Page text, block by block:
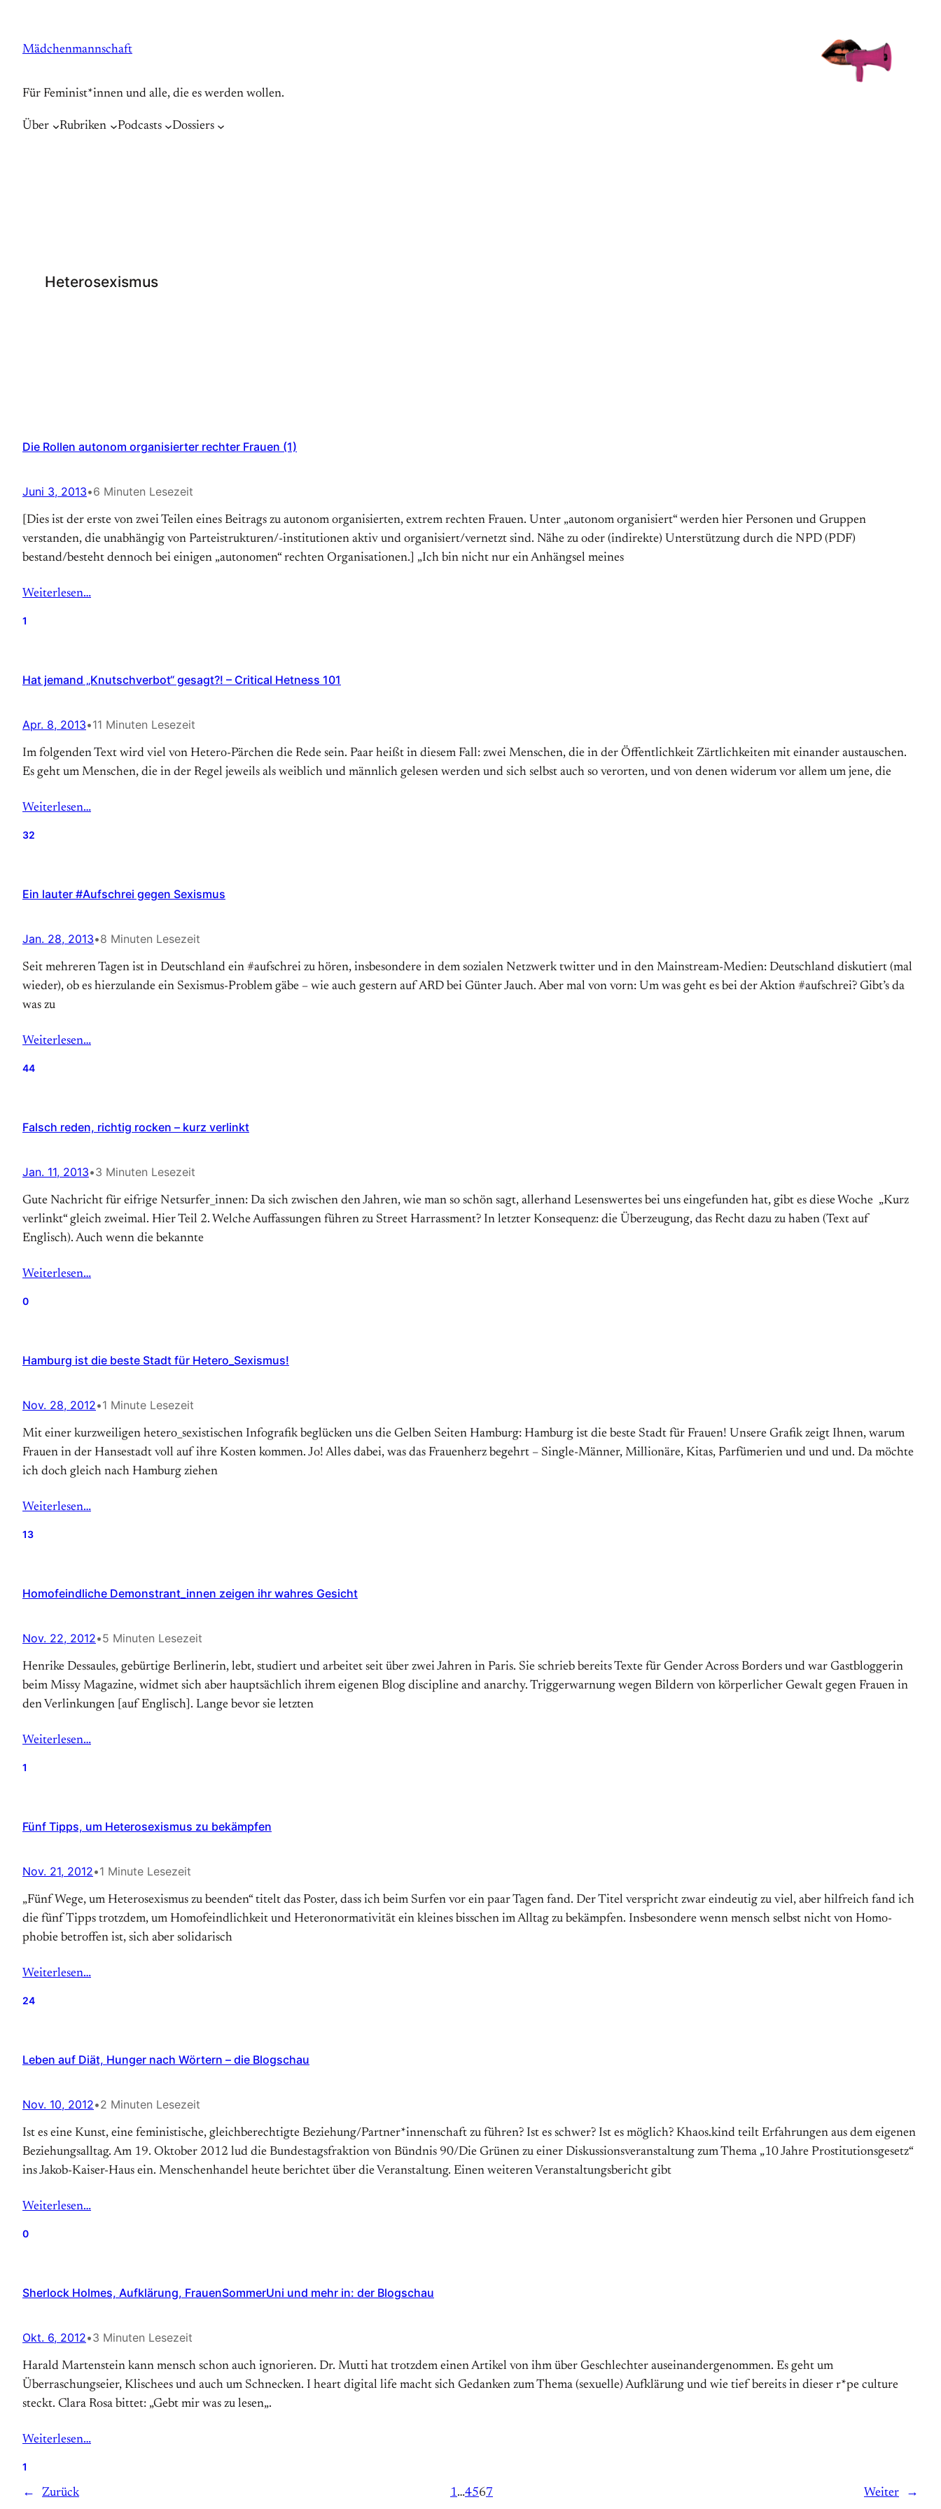
springen
Mädchenmannschaft
Für Feminist*innen und alle, die es werden wollen.
Über Rubriken Podcasts Dossiers
Heterosexismus
Die Rollen autonom organisierter rechter Frauen (1)
Juni 3, 2013•6 Minuten Lesezeit
[Dies ist der erste von zwei Teilen eines Beitrags zu autonom organisierten, extrem rechten Frauen. Unter „autonom organisiert“ werden hier Personen und Gruppen
verstanden, die unabhängig von Parteistrukturen/-institutionen aktiv und organisiert/vernetzt sind. Nähe zu oder (indirekte) Unterstützung durch die NPD (PDF)
bestand/besteht dennoch bei einigen „autonomen“ rechten Organisationen.] „Ich bin nicht nur ein Anhängsel meines
Weiterlesen…
1
Hat jemand „Knutschverbot“ gesagt?! – Critical Hetness 101
Apr. 8, 2013•11 Minuten Lesezeit
Im folgenden Text wird viel von Hetero-Pärchen die Rede sein. Paar heißt in diesem Fall: zwei Menschen, die in der Öffentlichkeit Zärtlichkeiten mit einander austauschen.
Es geht um Menschen, die in der Regel jeweils als weiblich und männlich gelesen werden und sich selbst auch so verorten, und von denen widerum vor allem um jene, die
Weiterlesen…
32
Ein lauter #Aufschrei gegen Sexismus
Jan. 28, 2013•8 Minuten Lesezeit
Seit mehreren Tagen ist in Deutschland ein #aufschrei zu hören, insbesondere in dem sozialen Netzwerk twitter und in den Mainstream-Medien: Deutschland diskutiert (mal
wieder), ob es hier­zulande ein Sexismus-Problem gäbe – wie auch gestern auf ARD bei Günter Jauch. Aber mal von vorn: Um was geht es bei der Aktion #aufschrei? Gibt’s da
was zu
Weiterlesen…
44
Falsch reden, richtig rocken – kurz verlinkt
Jan. 11, 2013•3 Minuten Lesezeit
Gute Nachricht für eifrige Netsurfer_innen: Da sich zwischen den Jahren, wie man so schön sagt, allerhand Lesenswertes bei uns eingefunden hat, gibt es diese Woche „Kurz
verlinkt“ gleich zweimal. Hier Teil 2. Welche Auffassungen führen zu Street Harrassment? In letzter Konsequenz: die Überzeugung, das Recht dazu zu haben (Text auf
Englisch). Auch wenn die bekannte
Weiterlesen…
0
Hamburg ist die beste Stadt für Hetero_Sexismus!
Nov. 28, 2012•1 Minute Lesezeit
Mit einer kurzweiligen hetero_sexistischen Infografik beglücken uns die Gelben Seiten Hamburg: Hamburg ist die beste Stadt für Frauen! Unsere Grafik zeigt Ihnen, warum
Frauen in der Hansestadt voll auf ihre Kosten kommen. Jo! Alles dabei, was das Frauenherz begehrt – Single-Männer, Millionäre, Kitas, Parfümerien und und und. Da möchte
ich doch gleich nach Hamburg ziehen
Weiterlesen…
13
Homofeindliche Demonstrant_innen zeigen ihr wahres Gesicht
Nov. 22, 2012•5 Minuten Lesezeit
Henrike Dessaules, gebürtige Berlinerin, lebt, studiert und arbeitet seit über zwei Jahren in Paris. Sie schrieb bereits Texte für Gender Across Borders und war Gastbloggerin
beim Missy Magazine, widmet sich aber hauptsächlich ihrem eigenen Blog discipline and anarchy. Triggerwarnung wegen Bildern von körperlicher Gewalt gegen Frauen in
den Verlinkungen [auf Englisch]. Lange bevor sie letzten
Weiterlesen…
1
Fünf Tipps, um Heterosexismus zu bekämpfen
Nov. 21, 2012•1 Minute Lesezeit
„Fünf Wege, um Heterosexismus zu beenden“ titelt das Poster, dass ich beim Surfen vor ein paar Tagen fand. Der Titel verspricht zwar eindeutig zu viel, aber hilfreich fand ich
die fünf Tipps trotzdem, um Homo­feindlich­keit und Hetero­normativität ein kleines bisschen im Alltag zu bekämpfen. Insbesondere wenn mensch selbst nicht von Homo­
phobie betroffen ist, sich aber solidarisch
Weiterlesen…
24
Leben auf Diät, Hunger nach Wörtern – die Blogschau
Nov. 10, 2012•2 Minuten Lesezeit
Ist es eine Kunst, eine feministische, gleichberechtigte Beziehung/Partner*innenschaft zu führen? Ist es schwer? Ist es möglich? Khaos.kind teilt Erfahrungen aus dem eigenen
Beziehungsalltag. Am 19. Oktober 2012 lud die Bundestagsfraktion von Bündnis 90/Die Grünen zu einer Diskussionsveranstaltung zum Thema „10 Jahre Prostitutionsgesetz“
ins Jakob-Kaiser-Haus ein. Menschenhandel heute berichtet über die Veranstaltung. Einen weiteren Veranstaltungsbericht gibt
Weiterlesen…
0
Sherlock Holmes, Aufklärung, FrauenSommerUni und mehr in: der Blogschau
Okt. 6, 2012•3 Minuten Lesezeit
Harald Martenstein kann mensch schon auch ignorieren. Dr. Mutti hat trotzdem einen Artikel von ihm über Geschlechter auseinandergenommen. Es geht um
Überraschungseier, Klischees und auch um Schnecken. I heart digital life macht sich Gedanken zum Thema (sexuelle) Aufklärung und wie tief bereits in dieser r*pe culture
steckt. Clara Rosa bittet: „Gebt mir was zu lesen„.
Weiterlesen…
1
← Zurück 1…4567 Weiter →